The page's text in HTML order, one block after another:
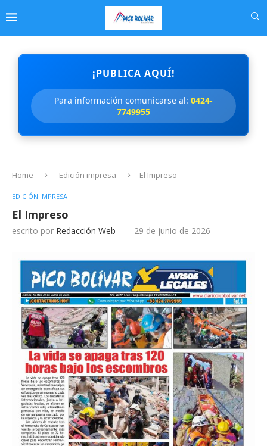
¡PUBLICA AQUÍ!
Para información comunicarse al: 0424-
7749955
Home Edición impresa El Impreso
EDICIÓN IMPRESA
El Impreso
escrito por Redacción Web 29 de junio de 2026